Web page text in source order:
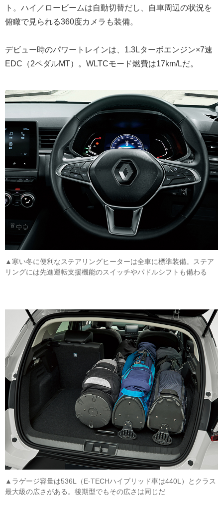
ト。ハイ／ロービームは自動切替だし、自車周辺の状況を
俯瞰で見られる360度カメラも装備。
デビュー時のパワートレインは、1.3Lターボエンジン×7速
EDC（2ペダルMT）。WLTCモード燃費は17km/Lだ。
▲寒い冬に便利なステアリングヒーターは全車に標準装備。ステア
リングには先進運転支援機能のスイッチやパドルシフトも備わる
▲ラゲージ容量は536L（E-TECHハイブリッド車は440L）とクラス
最大級の広さがある。後期型でもその広さは同じだ